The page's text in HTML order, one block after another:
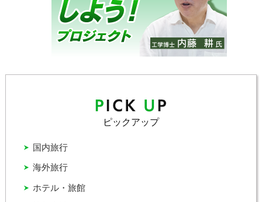
ピックアップ
ホテル・旅館
国内旅行
海外旅行